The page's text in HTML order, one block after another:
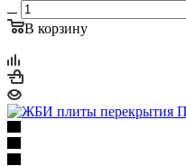
В корзину